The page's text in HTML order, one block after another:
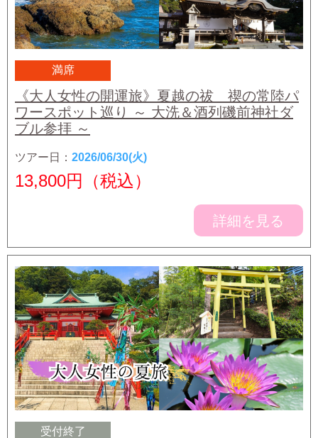
満席
《大人女性の開運旅》夏越の祓 禊の常陸パ
ワースポット巡り ～ 大洗＆酒列磯前神社ダ
ブル参拝 ～
ツアー日： 2026/06/30(火)
13,800円（税込）
詳細を見る
受付終了